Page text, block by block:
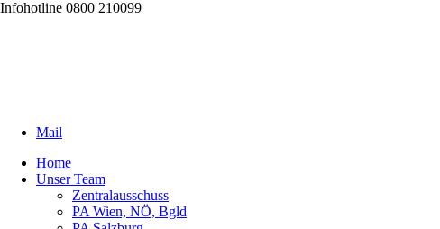
Infohotline 0800 210099
Mail
Home
Unser Team
Zentralausschuss
PA Wien, NÖ, Bgld